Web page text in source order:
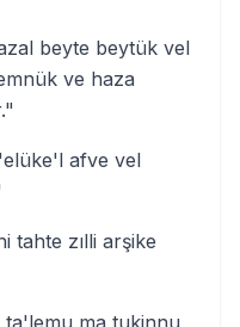
beyte beytük vel
ve haza
afve vel
tahte zılli arşike